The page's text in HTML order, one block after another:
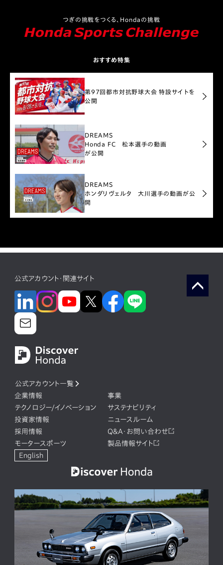
つぎの挑戦をつくる、Hondaの挑戦
おすすめ特集
第97回都市対抗野球大会 特設サイトを
公開
DREAMS
Honda FC 松本選手の動画
が公開
DREAMS
ホンダリヴェルタ 大川選手の動画が公
開
公式アカウント・関連サイト
公式アカウント一覧
企業情報
事業
テクノロジー/イノベーション
サステナビリティ
投資家情報
ニュースルーム
採用情報
Q&A・お問い合わせ
モータースポーツ
製品情報サイト
English